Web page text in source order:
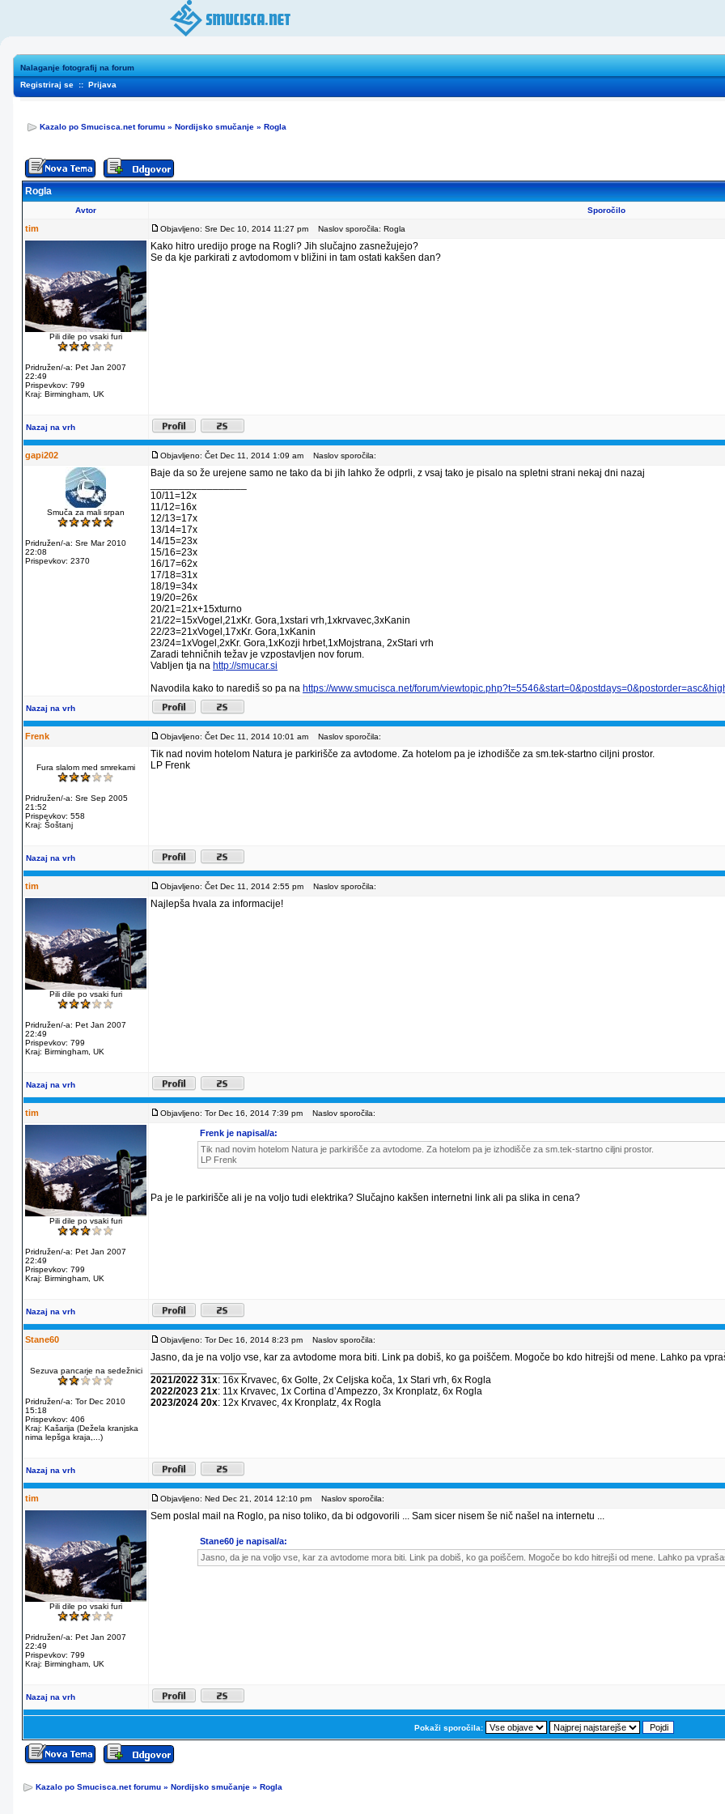
Nalaganje fotografij na forum
Registriraj se :: Prijava
Kazalo po Smucisca.net forumu » Nordijsko smučanje » Rogla
Rogla
Avtor Sporočilo
tim Objavljeno: Sre Dec 10, 2014 11:27 pm Naslov sporočila: Rogla
Pili dile po vsaki furi
Pridružen/-a: Pet Jan 2007
22:49
Prispevkov: 799
Kraj: Birmingham, UK
Kako hitro uredijo proge na Rogli? Jih slučajno zasnežujejo?
Se da kje parkirati z avtodomom v bližini in tam ostati kakšen dan?
Nazaj na vrh
gapi202 Objavljeno: Čet Dec 11, 2014 1:09 am Naslov sporočila:
Smuča za mali srpan
Pridružen/-a: Sre Mar 2010
22:08
Prispevkov: 2370
Baje da so že urejene samo ne tako da bi jih lahko že odprli, z vsaj tako je pisalo na spletni strani nekaj dni nazaj
10/11=12x
11/12=16x
12/13=17x
13/14=17x
14/15=23x
15/16=23x
16/17=62x
17/18=31x
18/19=34x
19/20=26x
20/21=21x+15xturno
21/22=15xVogel,21xKr. Gora,1xstari vrh,1xkrvavec,3xKanin
22/23=21xVogel,17xKr. Gora,1xKanin
23/24=1xVogel,2xKr. Gora,1xKozji hrbet,1xMojstrana, 2xStari vrh
Zaradi tehničnih težav je vzpostavljen nov forum.
Vabljen tja na http://smucar.si
Navodila kako to narediš so pa na https://www.smucisca.net/forum/
Nazaj na vrh
Frenk Objavljeno: Čet Dec 11, 2014 10:01 am Naslov sporočila:
Fura slalom med smrekami
Pridružen/-a: Sre Sep 2005
21:52
Prispevkov: 558
Kraj: Šoštanj
Tik nad novim hotelom Natura je parkirišče za avtodome. Za hotelom pa je izhodišče za sm.tek-startno ciljni prostor.
LP Frenk
Nazaj na vrh
tim Objavljeno: Čet Dec 11, 2014 2:55 pm Naslov sporočila:
Pili dile po vsaki furi
Pridružen/-a: Pet Jan 2007
22:49
Prispevkov: 799
Kraj: Birmingham, UK
Najlepša hvala za informacije!
Nazaj na vrh
tim Objavljeno: Tor Dec 16, 2014 7:39 pm Naslov sporočila:
Pili dile po vsaki furi
Pridružen/-a: Pet Jan 2007
22:49
Prispevkov: 799
Kraj: Birmingham, UK
Frenk je napisal/a:
Tik nad novim hotelom Natura je parkirišče za avtodome. Za hotelom pa je izhodišče za sm.tek-startno ciljni prostor.
LP Frenk
Pa je le parkirišče ali je na voljo tudi elektrika? Slučajno kakšen internetni link ali pa slika in cena?
Nazaj na vrh
Stane60 Objavljeno: Tor Dec 16, 2014 8:23 pm Naslov sporočila:
Sezuva pancarje na sedežnici
Pridružen/-a: Tor Dec 2010
15:18
Prispevkov: 406
Kraj: Kašarija (Dežela kranjska
nima lepšga kraja,...)
Jasno, da je na voljo vse, kar za avtodome mora biti. Link pa dobiš, ko ga poiščem. Mogoče bo kdo hitrejši od mene. Lahko pa
2021/2022 31x: 16x Krvavec, 6x Golte, 2x Celjska koča, 1x Stari vrh, 6x Rogla
2022/2023 21x: 11x Krvavec, 1x Cortina dʼAmpezzo, 3x Kronplatz, 6x Rogla
2023/2024 20x: 12x Krvavec, 4x Kronplatz, 4x Rogla
Nazaj na vrh
tim Objavljeno: Ned Dec 21, 2014 12:10 pm Naslov sporočila:
Pili dile po vsaki furi
Pridružen/-a: Pet Jan 2007
22:49
Prispevkov: 799
Kraj: Birmingham, UK
Sem poslal mail na Roglo, pa niso toliko, da bi odgovorili ... Sam sicer nisem še nič našel na internetu ...
Stane60 je napisal/a:
Jasno, da je na voljo vse, kar za avtodome mora biti. Link pa dobiš, ko ga poiščem. Mogoče bo kdo hitrejši od mene. Lahko pa
Nazaj na vrh
Pokaži sporočila:
Kazalo po Smucisca.net forumu » Nordijsko smučanje » Rogla